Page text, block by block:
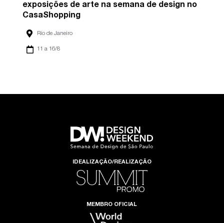
exposições de arte na semana de design no
CasaShopping
Rio de Janeiro
11 a 16/8
IDEALIZAÇÃO/REALIZAÇÃO
MEMBRO OFICIAL